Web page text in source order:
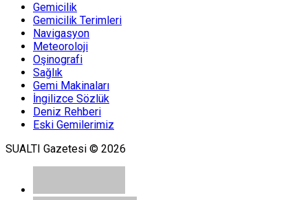
Gemicilik
Gemicilik Terimleri
Navigasyon
Meteoroloji
Oşinografi
Sağlık
Gemi Makinaları
İngilizce Sözlük
Deniz Rehberi
Eski Gemilerimiz
SUALTI Gazetesi © 2026